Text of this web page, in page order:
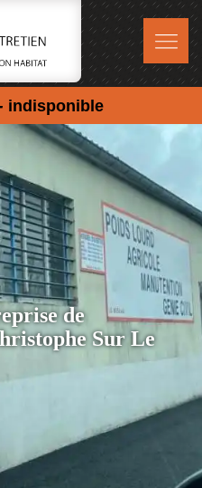
indisponible
de
Sur Le